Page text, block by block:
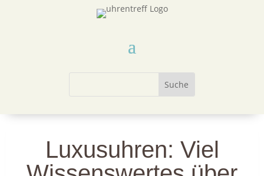
Luxusuhren: Viel